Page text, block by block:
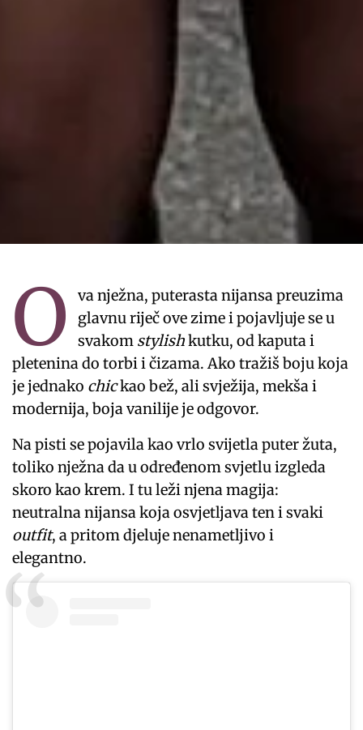
O
va nježna, puterasta nijansa preuzima
glavnu riječ ove zime i pojavljuje se u
svakom stylishkutku, od kaputa i
pletenina do torbi i čizama. Ako tražiš boju koja
je jednako chickao bež, ali svježija, mekša i
modernija, boja vanilije je odgovor.
Na pisti se pojavila kao vrlo svijetla puter žuta,
toliko nježna da u određenom svjetlu izgleda
skoro kao krem. I tu leži njena magija:
neutralna nijansa koja osvjetljava ten i svaki
outfit, a pritom djeluje nenametljivo i
elegantno.